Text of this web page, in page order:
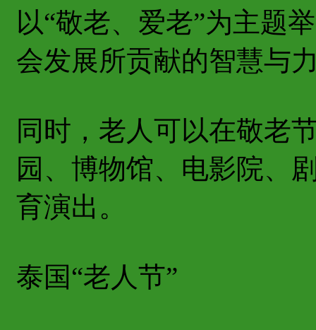
以“敬老、爱老”为主题
会发展所贡献的智慧与
同时，老人可以在敬老
园、博物馆、电影院、
育演出。
泰国“老人节”